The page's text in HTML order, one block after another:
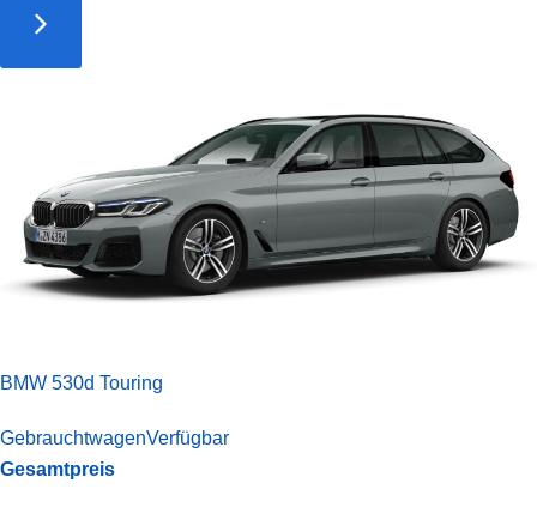
BMW 530d Touring
GebrauchtwagenVerfügbar
Gesamtpreis